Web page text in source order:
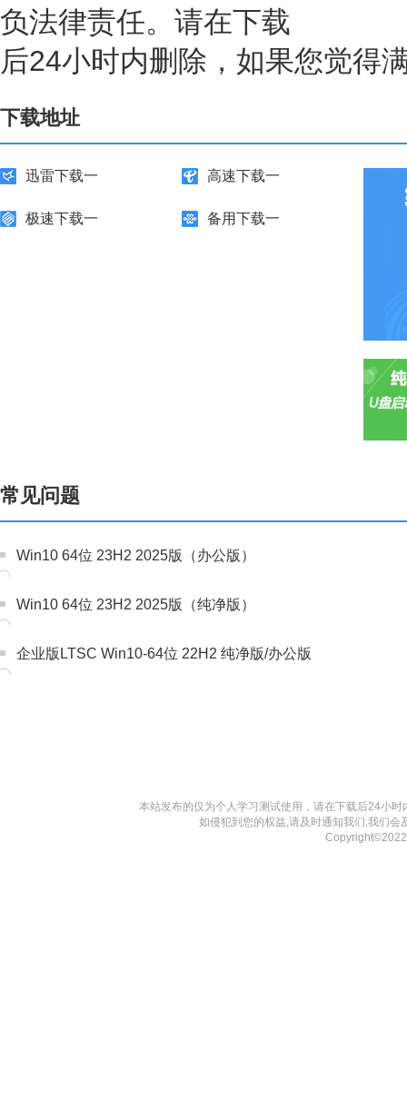
负法律责任。请在下载
后24小时内删除，如果您觉得
下载地址
迅雷下载一 高速下载一
极速下载一 备用下载一
常见问题
Win10 64位 23H2 2025版（办公版）
Win10 64位 23H2 2025版（纯净版）
企业版LTSC Win10-64位 22H2 纯净版/办公版
本站发布的仅为个人学习测试使用，请在下载后24小
如侵犯到您的权益,请及时通知我们,我们